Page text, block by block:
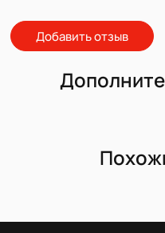
Добавить отзыв